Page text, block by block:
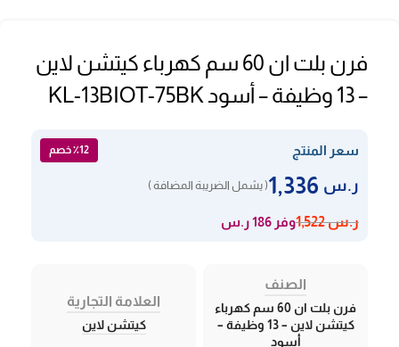
فرن بلت ان 60 سم كهرباء كيتشن لاين
– 13 وظيفة – أسود KL-13BIOT-75BK
سعر المنتج ٪12 خصم
ر.س ( يشمل الضريبة المضافة )
ر.س1,522 وفر 186 ر.س
الصنف
فرن بلت ان 60 سم كهرباء
كيتشن لاين – 13 وظيفة –
أسود
العلامة التجارية
كيتشن لاين